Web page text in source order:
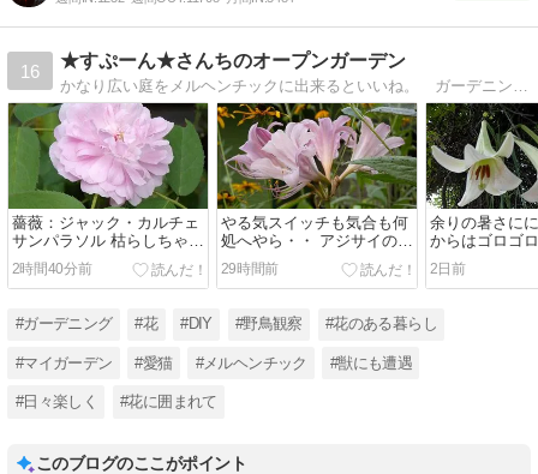
16
★すぷーん★さんちのオープンガーデン
薔薇：ジャック・カルチェ
サンパラソル 枯らしちゃっ
た苗もある(´・ω・`)
2時間40分前
やる気スイッチも気合も何
処へやら・・ アジサイの剪
定 戦争の無い地球になって
欲しいね
29時間前
余りの暑さに
からはゴロゴ
ゴロゴロ
2日前
#ガーデニング #花 #DIY #野鳥観察 #花のある暮らし
#マイガーデン #愛猫 #メルヘンチック #獣にも遭遇
#日々楽しく #花に囲まれて
このブログのここがポイント